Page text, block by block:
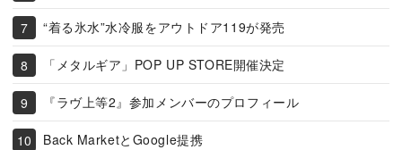
“着る氷水”水冷服をアウトドア119が発売
「メタルギア」POP UP STORE開催決定
『ラヴ上等2』参加メンバーのプロフィール
Back MarketとGoogle提携